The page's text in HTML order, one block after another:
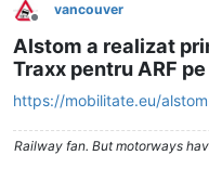
Deconectat
vancouver
Alstom a realizat
Traxx pentru ARF
https://mobilitate.eu/
Railway fan. But motorways